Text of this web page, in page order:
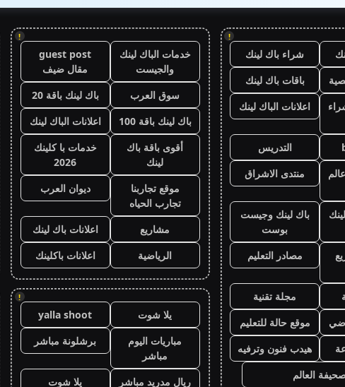
!
شراء باك لينك
باقات باك لينك
اعلانات الباك لينك
التدريس
منتدى الاشراق
باك لينك وجيست
بوست
مصادر التعليم
مجلة تقنية
موقع حالة للتعليم
هيدب فنون وترفيه
العالم
!
خدمات الباك لينك
والجيست
guest post
مقال ضيف
سوق العرب
باك لينك باقة 20
باك لينك باقة 100
اعلانات الباك لينك
أقوى باقة باك
لينك
خدمات با كلينك
2026
موقع تجاربنا
تجارب الحياه
ديوان العرب
مشاريع
اعلانات باك لينك
الرياضية
اعلانات باكلينك
!
يلا شوت
yalla shoot
مباريات اليوم
مباشر
برشلونة مباشر
ريال مدريد مباشر يلا شوت